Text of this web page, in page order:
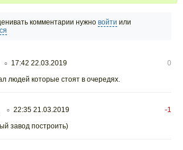
комментарии нужно войти или
○ 17:42 22.03.2019
0
людей которые стоят в очередях.
○ 22:35 21.03.2019
-1
завод построить)